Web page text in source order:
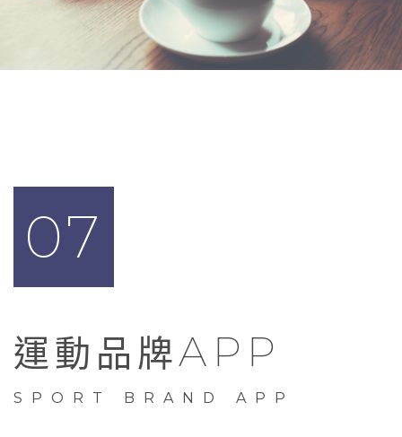
07
運動品牌APP
SPORT BRAND APP